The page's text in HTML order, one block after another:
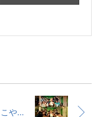
金曜はここやでー